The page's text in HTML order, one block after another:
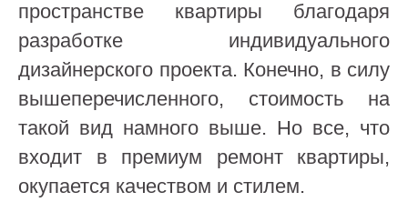
пространстве квартиры благодаря
разработке индивидуального
дизайнерского проекта. Конечно, в силу
вышеперечисленного, стоимость на
такой вид намного выше. Но все, что
входит в премиум ремонт квартиры,
окупается качеством и стилем.